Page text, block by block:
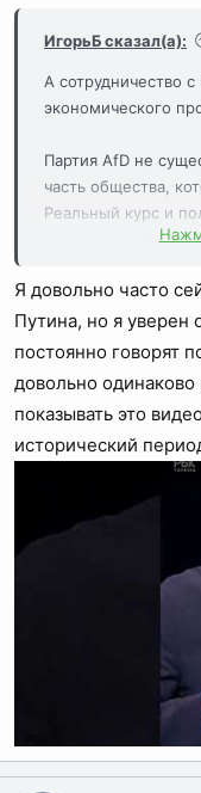
ИгорьБ сказал(а):
А сотрудничество
экономического
Партия AfD не
часть общества,
Реальный курс и
нахождения
Я довольно часто
Путина, но я уверен
постоянно говорят
довольно
показывать это
исторический